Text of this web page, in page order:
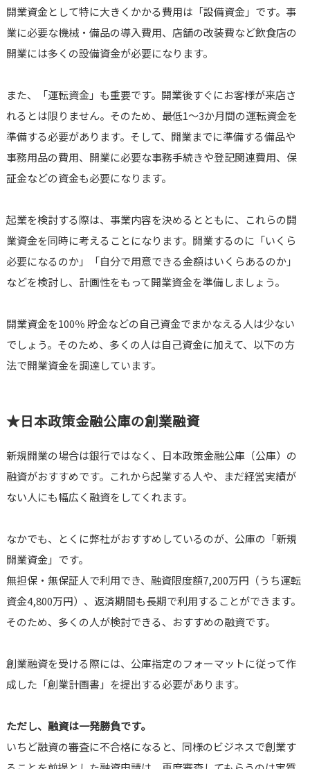
開業資金として特に大きくかかる費用は「設備資金」です。事
業に必要な機械・備品の導入費用、店舗の改装費など飲食店の
開業には多くの設備資金が必要になります。
また、「運転資金」も重要です。開業後すぐにお客様が来店さ
れるとは限りません。そのため、最低1～3か月間の運転資金を
準備する必要があります。そして、開業までに準備する備品や
事務用品の費用、開業に必要な事務手続きや登記関連費用、保
証金などの資金も必要になります。
起業を検討する際は、事業内容を決めるとともに、これらの開
業資金を同時に考えることになります。開業するのに「いくら
必要になるのか」「自分で用意できる金額はいくらあるのか」
などを検討し、計画性をもって開業資金を準備しましょう。
開業資金を100％ 貯金などの自己資金でまかなえる人は少ない
でしょう。そのため、多くの人は自己資金に加えて、以下の方
法で開業資金を調達しています。
★日本政策金融公庫の創業融資
新規開業の場合は銀行ではなく、日本政策金融公庫（公庫）の
融資がおすすめです。これから起業する人や、まだ経営実績が
ない人にも幅広く融資をしてくれます。
なかでも、とくに弊社がおすすめしているのが、公庫の「新規
開業資金」です。
無担保・無保証人で利用でき、融資限度額7,200万円（うち運転
資金4,800万円）、返済期間も長期で利用することができます。
そのため、多くの人が検討できる、おすすめの融資です。
創業融資を受ける際には、公庫指定のフォーマットに従って作
成した「創業計画書」を提出する必要があります。
ただし、融資は一発勝負です。
いちど融資の審査に不合格になると、同様のビジネスで創業す